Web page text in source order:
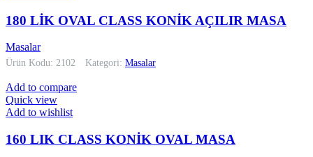
180 LİK OVAL CLASS KONİK AÇILIR MASA
Masalar
Ürün Kodu: 2102 Kategori: Masalar
Add to compare
Quick view
Add to wishlist
160 LIK CLASS KONİK OVAL MASA